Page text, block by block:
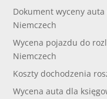
Dokument wyceny
Niemczech
Wycena pojazdu do
Niemczech
Koszty dochodzenia
Wycena auta dla